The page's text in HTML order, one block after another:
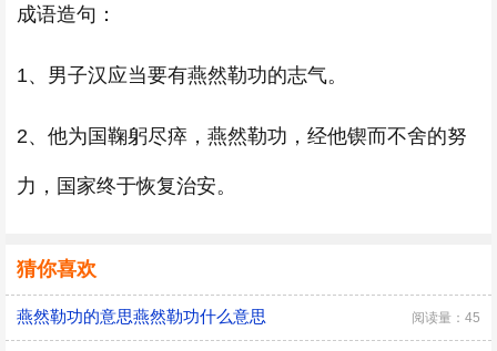
成语造句：
1、男子汉应当要有燕然勒功的志气。
2、他为国鞠躬尽瘁，燕然勒功，经他锲而不舍的努
力，国家终于恢复治安。
猜你喜欢
燕然勒功的意思燕然勒功什么意思 阅读量：45